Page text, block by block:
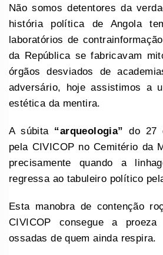
Não somos detentores da
história política de Angola
laboratórios de
da República se fabricavam
órgãos desviados de
adversário, hoje assistimos a
estética da mentira.
A súbita “arqueologia” do 27
pela CIVICOP no Cemitério da
precisamente quando a
regressa ao tabuleiro político
Esta manobra de contenção
CIVICOP consegue a proeza
ossadas de quem ainda respira.